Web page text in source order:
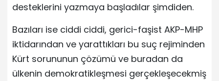
desteklerini yazmaya başladılar şimdiden.
Bazıları ise ciddi ciddi, gerici-faşist AKP-MHP
iktidarından ve yarattıkları bu suç rejiminden
Kürt sorununun çözümü ve buradan da
ülkenin demokratikleşmesi gerçekleşecekmiş